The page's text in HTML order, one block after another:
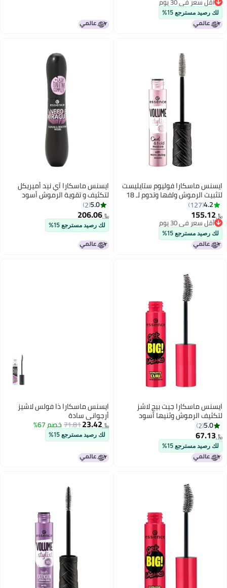
أقل سعر في 30 يوم
لك رصيد مسترجع 15%
ايسنس ماسكارا فوليوم ستايليست
لتثبيت الرموش ولفها وتدوم لـ 18
ساعة أسود
4.2
127
﷼‏155.12
أقل سعر في 30 يوم
أقل سعر في 30 يوم
لك رصيد مسترجع 15%
ايسنس ماسكارا آي نيد أميريكل
لتكثيف و تقوية الرموش أسود
5.0
2
﷼‏206.06
لك رصيد مسترجع 15%
ايسنس ماسكارا جيت بيج لاشز
لتكثيف الرموش وثنيها أسود
5.0
2
﷼‏67.13
لك رصيد مسترجع 15%
ايسنس ماسكارا ذا فولس لاشيز
أرجواني سادة
﷼‏23.42
71.81خصم 67%
لك رصيد مسترجع 15%